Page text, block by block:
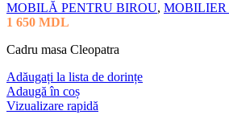
MOBILĂ PENTRU BIROU,
1 650 MDL
Cadru masa Cleopatra
Adăugați la lista de dorințe
Adaugă în coș
Vizualizare rapidă